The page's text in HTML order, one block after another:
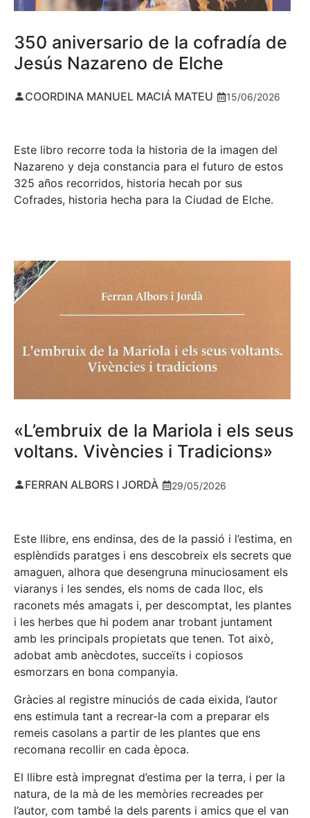
350 aniversario de la cofradía de
Jesús Nazareno de Elche
COORDINA MANUEL MACIÁ MATEU 15/06/2026
Este libro recorre toda la historia de la imagen del
Nazareno y deja constancia para el futuro de estos
325 años recorridos, historia hecah por sus
Cofrades, historia hecha para la Ciudad de Elche.
«L’embruix de la Mariola i els seus
voltans. Vivències i Tradicions»
FERRAN ALBORS I JORDÀ 29/05/2026
Este llibre, ens endinsa, des de la passió i l’estima, en
esplèndids paratges i ens descobreix els secrets que
amaguen, alhora que desengruna minuciosament els
viaranys i les sendes, els noms de cada lloc, els
raconets més amagats i, per descomptat, les plantes
i les herbes que hi podem anar trobant juntament
amb les principals propietats que tenen. Tot això,
adobat amb anècdotes, succeïts i copiosos
esmorzars en bona companyia.
Gràcies al registre minuciós de cada eixida, l’autor
ens estimula tant a recrear-la com a preparar els
remeis casolans a partir de les plantes que ens
recomana recollir en cada època.
El llibre està impregnat d’estima per la terra, i per la
natura, de la mà de les memòries recreades per
l’autor, com també la dels parents i amics que el van